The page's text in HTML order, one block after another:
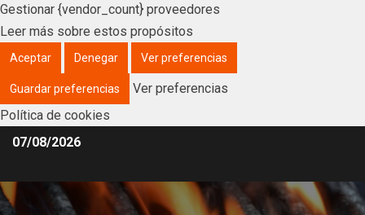
Gestionar {vendor_count} proveedores
Leer más sobre estos propósitos
Aceptar Denegar Ver preferencias
Guardar preferencias
Ver preferencias
Política de cookies
07/08/2026